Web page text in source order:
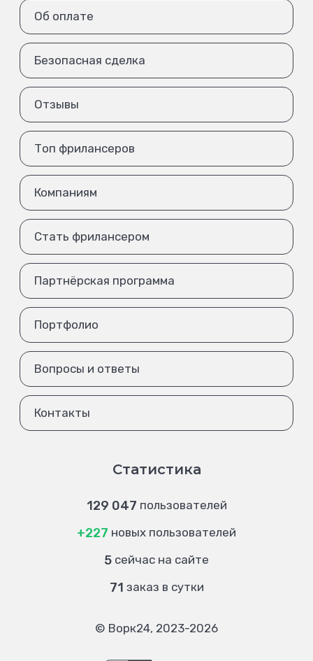
Об оплате
Безопасная сделка
Отзывы
Топ фрилансеров
Компаниям
Стать фрилансером
Партнёрская программа
Портфолио
Вопросы и ответы
Контакты
Статистика
129 047 пользователей
+227 новых пользователей
5 сейчас на сайте
71 заказ в сутки
© Ворк24, 2023-2026